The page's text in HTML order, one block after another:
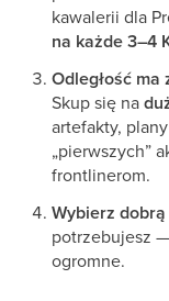
kawalerii dla
na każde 3–4
Odległość ma
Skup się na
artefakty,
„pierwszych”
frontlinerom.
Wybierz
potrzebujesz
ogromne.